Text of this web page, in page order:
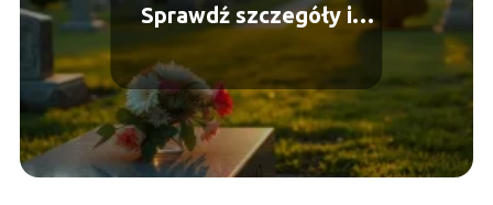
Sprawdź szczegóły i
oferty pracy